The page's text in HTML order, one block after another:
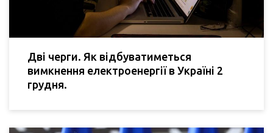
Дві черги. Як відбуватиметься
вимкнення електроенергії в Україні 2
грудня.